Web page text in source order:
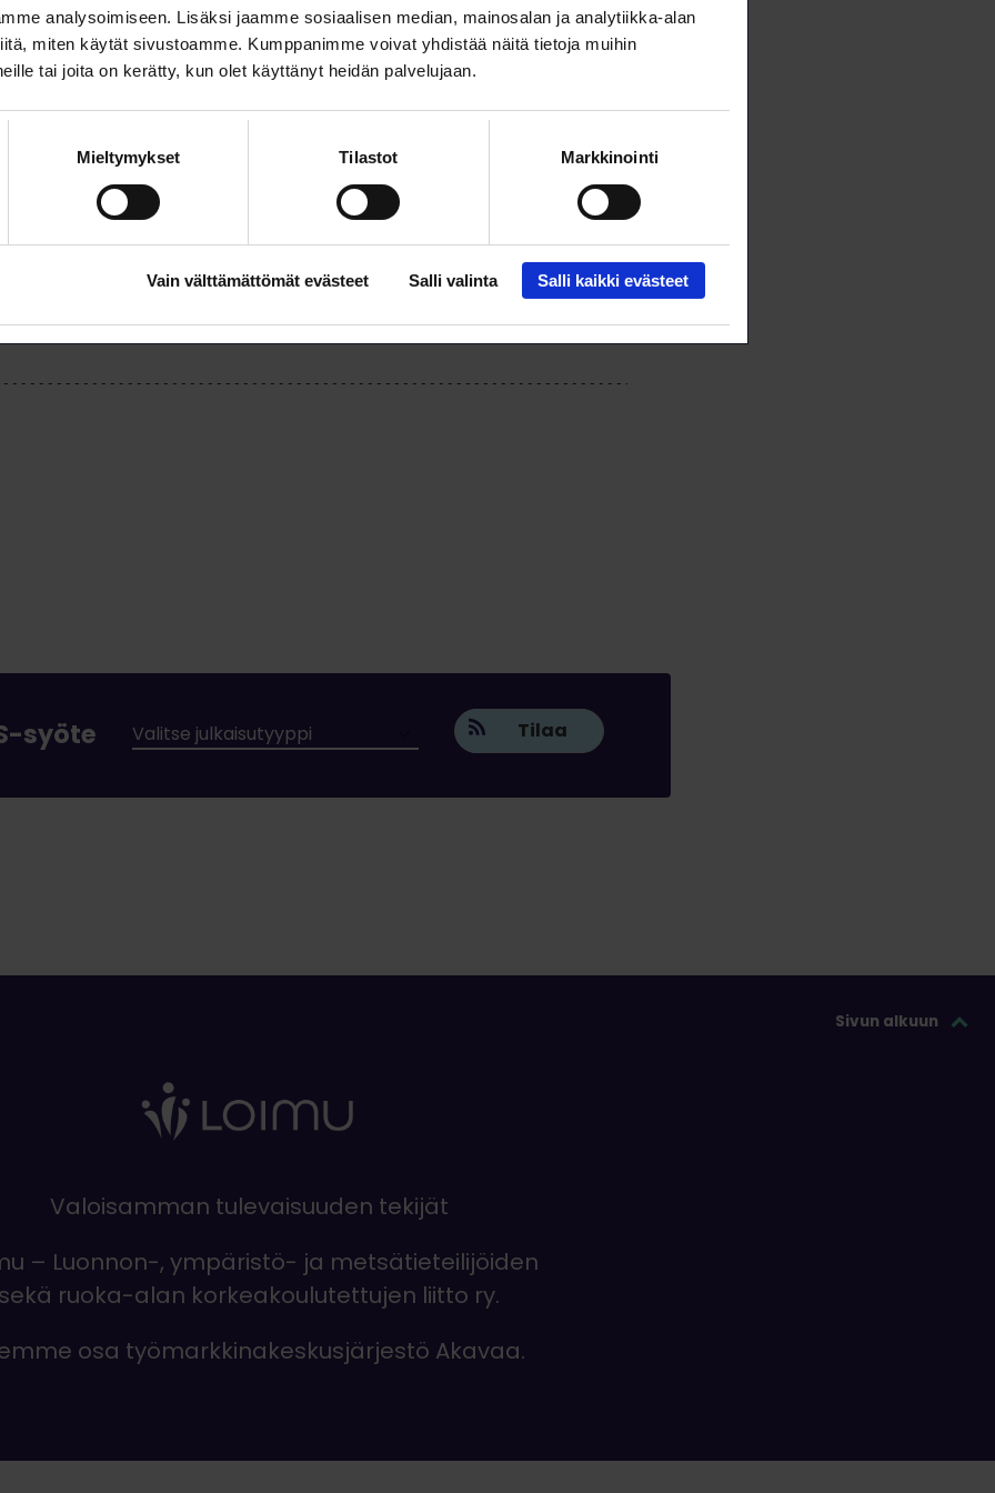
analysoimiseen. Lisäksi jaamme sosiaalisen median, mainosalan ja analytiikka-alan
miten käytät sivustoamme. Kumppanimme voivat yhdistää näitä tietoja muihin
tai joita on kerätty, kun olet käyttänyt heidän palvelujaan.
Mieltymykset Tilastot Markkinointi
Vain välttämättömät evästeet Salli valinta Salli kaikki evästeet
ja jaa sitä omissa verkostoissasi!www.liittosi.fi
Lataa artikkeli
syöte Tilaa
Sivun alkuun
Valoisamman tulevaisuuden tekijät
– Luonnon-, ympäristö- ja metsätieteilijöiden
sekä ruoka-alan korkeakoulutettujen liitto ry.
osa työmarkkinakeskusjärjestö Akavaa.